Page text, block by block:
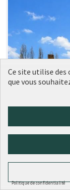
Ce site utilise des
que vous
Politique de confidentialité